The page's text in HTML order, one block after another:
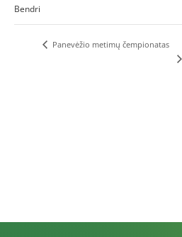
Bendri
Panevėžio metimų čempionatas